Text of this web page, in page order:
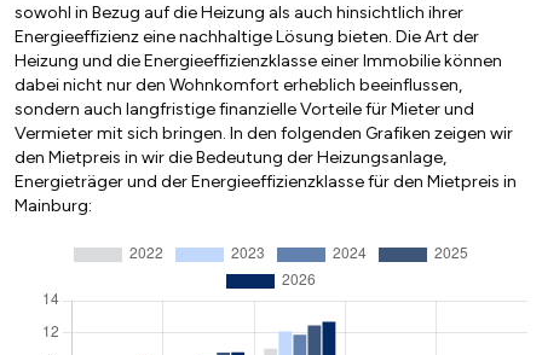
sowohl in Bezug auf die Heizung als auch hinsichtlich ihrer
Energieeffizienz eine nachhaltige Lösung bieten. Die Art der
Heizung und die Energieeffizienzklasse einer Immobilie können
dabei nicht nur den Wohnkomfort erheblich beeinflussen,
sondern auch langfristige finanzielle Vorteile für Mieter und
Vermieter mit sich bringen. In den folgenden Grafiken zeigen wir
den Mietpreis in wir die Bedeutung der Heizungsanlage,
Energieträger und der Energieeffizienzklasse für den Mietpreis in
Mainburg: